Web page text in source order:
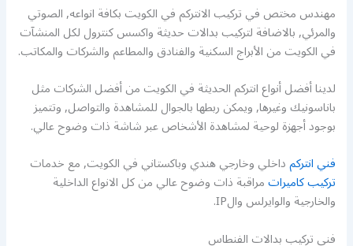
مهندس مختص في تركيب الانتركم في الكويت بكافة انواعه, الصوتي
والمرئي, بالاضافة لتركيب بدالات حديثة واكسس كنترول لكل المنشآت
في الكويت من الأبراج السكنية والفنادق والمطاعم والشركات والمكاتب.
لدينا أفضل أنواع انتركم الحديثة في الكويت من أفضل الشركات مثل
باناسونيك وغيرها, ويمكن ربطها بالجوال للمشاهدة والتواصل, وتتميز
بوجود أجهزة لوحية لمشاهدة الأشخاص عبر شاشة ذات وضوح عالي.
فني انتركمداخلي وخارجي هندي وباكستاني في الكويت, مع خدمات
تركيب كاميراتمراقبة ذات وضوح عالي من كل الانواع الداخلية
والخارجية والوايرلس والIP.
فني تركيب بدالات الفنطاس